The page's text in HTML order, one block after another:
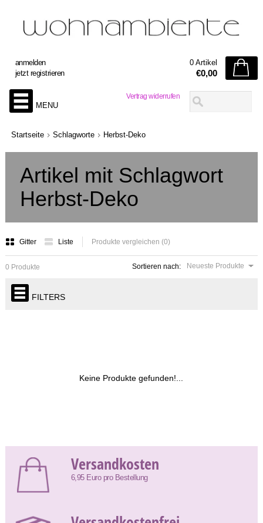
Vertrag widerrufen
anmelden
jetzt registrieren
0 Artikel
€0,00
MENU
Startseite Schlagworte Herbst-Deko
Artikel mit Schlagwort
Herbst-Deko
Gitter Liste Produkte vergleichen (0)
Sortieren nach: Neueste Produkte
0 Produkte
FILTERS
Keine Produkte gefunden!...
Versandkosten
6,95 Euro pro Bestellung